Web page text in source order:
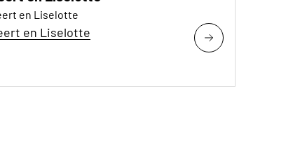
en Liselotte
en Liselotte